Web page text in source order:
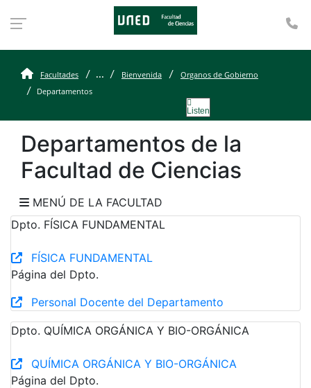
Departamentos
Facultades ... Bienvenida
Organos de Gobierno
Departamentos
Listen
Departamentos de la
Facultad de Ciencias
MENÚ DE LA FACULTAD
Dpto. FÍSICA FUNDAMENTAL
FÍSICA FUNDAMENTAL
Página del Dpto.
Personal Docente del Departamento
Dpto. QUÍMICA ORGÁNICA Y BIO-ORGÁNICA
QUÍMICA ORGÁNICA Y BIO-ORGÁNICA
Página del Dpto.